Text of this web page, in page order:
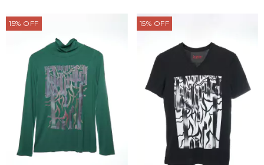
15% OFF 15% OFF